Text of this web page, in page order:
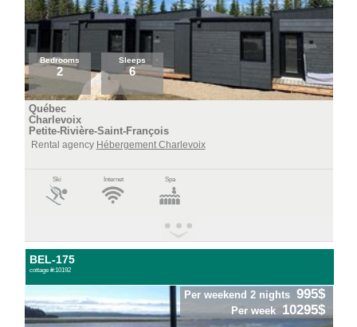
Bedrooms
2
Sleeps
6
Québec
Charlevoix
Petite-Rivière-Saint-François
Rental agency Hébergement Charlevoix
Ski Internet Spa
BEL-175
cottage #:10192
Per weekend 2 nights 995$
Per week 10295$